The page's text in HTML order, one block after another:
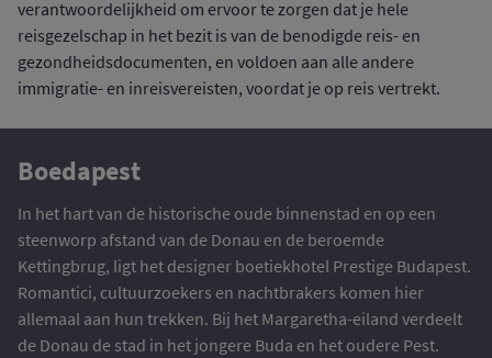
verantwoordelijkheid om ervoor te zorgen dat je hele
reisgezelschap in het bezit is van de benodigde reis- en
gezondheidsdocumenten, en voldoen aan alle andere
immigratie- en inreisvereisten, voordat je op reis vertrekt.
Boedapest
In het hart van de historische oude binnenstad en op een
steenworp afstand van de Donau en de beroemde
Kettingbrug, ligt het designer boetiekhotel Prestige Budapest.
Romantici, cultuurzoekers en nachtbrakers komen hier
allemaal aan hun trekken. Bij het Margaretha-eiland verdeelt
de Donau de stad in het jongere Buda en het oudere Pest.